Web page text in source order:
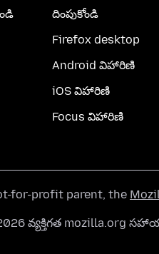
దింపుకోండి
Firefox desktop
Android విహారిణి
iOS విహారిణి
Focus విహారిణి
for-profit parent, the
వ్యక్తిగత mozilla.org